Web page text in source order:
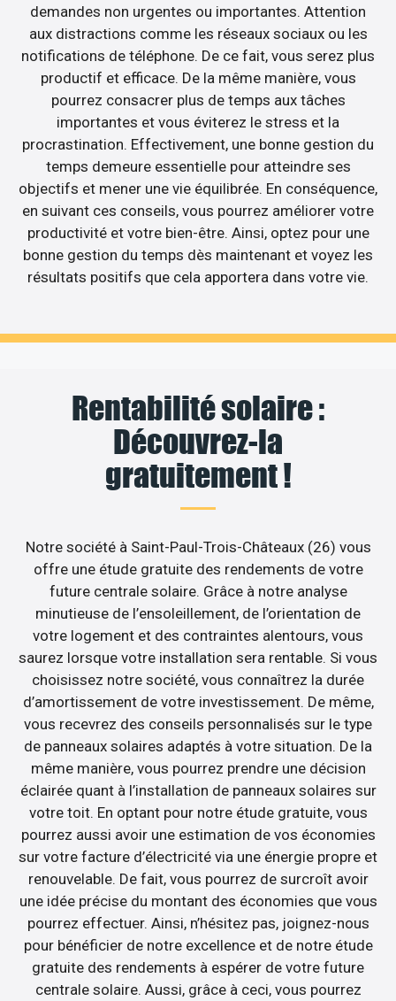
demandes non urgentes ou importantes. Attention
aux distractions comme les réseaux sociaux ou les
notifications de téléphone. De ce fait, vous serez plus
productif et efficace. De la même manière, vous
pourrez consacrer plus de temps aux tâches
importantes et vous éviterez le stress et la
procrastination. Effectivement, une bonne gestion du
temps demeure essentielle pour atteindre ses
objectifs et mener une vie équilibrée. En conséquence,
en suivant ces conseils, vous pourrez améliorer votre
productivité et votre bien-être. Ainsi, optez pour une
bonne gestion du temps dès maintenant et voyez les
résultats positifs que cela apportera dans votre vie.
Rentabilité solaire :
Découvrez-la
gratuitement !
Notre société à Saint-Paul-Trois-Châteaux (26) vous
offre une étude gratuite des rendements de votre
future centrale solaire. Grâce à notre analyse
minutieuse de l’ensoleillement, de l’orientation de
votre logement et des contraintes alentours, vous
saurez lorsque votre installation sera rentable. Si vous
choisissez notre société, vous connaîtrez la durée
d’amortissement de votre investissement. De même,
vous recevrez des conseils personnalisés sur le type
de panneaux solaires adaptés à votre situation. De la
même manière, vous pourrez prendre une décision
éclairée quant à l’installation de panneaux solaires sur
votre toit. En optant pour notre étude gratuite, vous
pourrez aussi avoir une estimation de vos économies
sur votre facture d’électricité via une énergie propre et
renouvelable. De fait, vous pourrez de surcroît avoir
une idée précise du montant des économies que vous
pourrez effectuer. Ainsi, n’hésitez pas, joignez-nous
pour bénéficier de notre excellence et de notre étude
gratuite des rendements à espérer de votre future
centrale solaire. Aussi, grâce à ceci, vous pourrez